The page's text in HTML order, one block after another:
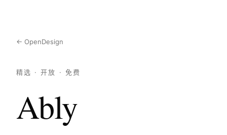
← OpenDesign
精选 · 开放 · 免费
Ably